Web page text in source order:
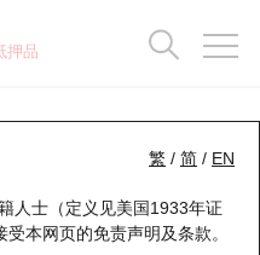
押品
繁 / 简 / EN
人士（定义见美国1933年证
受本网页的免责声明及条款。